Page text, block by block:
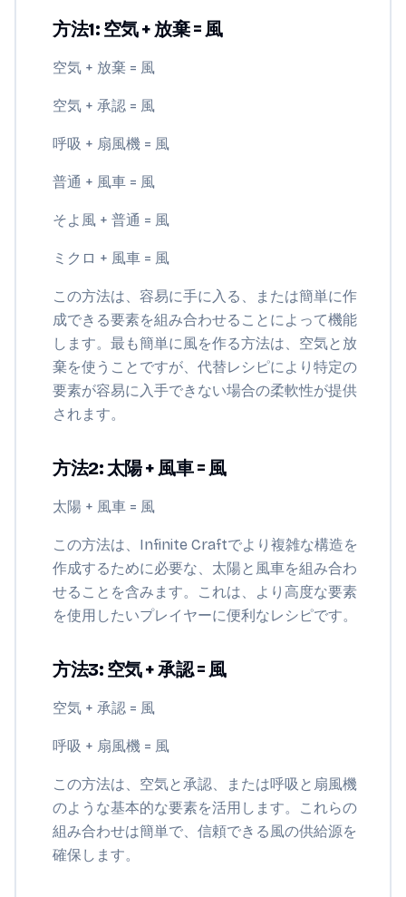
方法1: 空気 + 放棄 = 風
空気 + 放棄 = 風
空気 + 承認 = 風
呼吸 + 扇風機 = 風
普通 + 風車 = 風
そよ風 + 普通 = 風
ミクロ + 風車 = 風
この方法は、容易に手に入る、または簡単に作
成できる要素を組み合わせることによって機能
します。最も簡単に風を作る方法は、空気と放
棄を使うことですが、代替レシピにより特定の
要素が容易に入手できない場合の柔軟性が提供
されます。
方法2: 太陽 + 風車 = 風
太陽 + 風車 = 風
この方法は、Infinite Craftでより複雑な構造を
作成するために必要な、太陽と風車を組み合わ
せることを含みます。これは、より高度な要素
を使用したいプレイヤーに便利なレシピです。
方法3: 空気 + 承認 = 風
空気 + 承認 = 風
呼吸 + 扇風機 = 風
この方法は、空気と承認、または呼吸と扇風機
のような基本的な要素を活用します。これらの
組み合わせは簡単で、信頼できる風の供給源を
確保します。